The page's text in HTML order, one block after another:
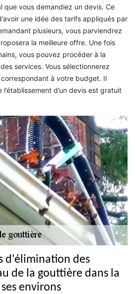
que vous demandiez un devis. Ce
une idée des tarifs appliqués par
plusieurs, vous parviendrez
la meilleure offre. Une fois
vous pouvez procéder à la
services. Vous sélectionnerez
à votre budget. Il
d’un devis est gratuit
d'élimination des
de la gouttière dans la
environs